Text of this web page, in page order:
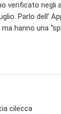
verificato negli
Parlo dell’
hanno una
cilecca